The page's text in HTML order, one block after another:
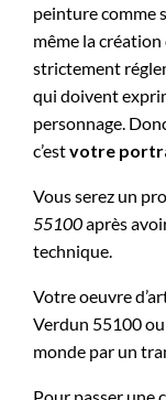
peinture comme
même la création
strictement
qui doivent
personnage.
c’estvotre
Vous serez un
55100après
technique.
Votre oeuvre
Verdun 55100
monde par un